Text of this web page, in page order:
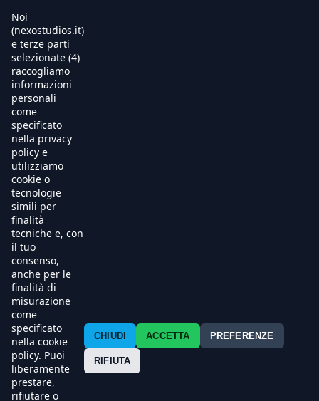
Contatti
Noi
(nexostudios.it)
e terze parti
selezionate (4)
raccogliamo
informazioni
personali
come
specificato
nella privacy
policy e
utilizziamo
cookie o
tecnologie
simili per
finalità
tecniche e, con
il tuo
consenso,
anche per le
finalità di
misurazione
come
specificato
nella cookie
policy. Puoi
liberamente
prestare,
rifiutare o
CHIUDI ACCETTA PREFERENZE
RIFIUTA